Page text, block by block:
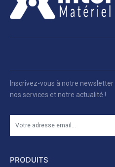
Inscrivez-vous à notre
nos services et notre actualité !
PRODUITS